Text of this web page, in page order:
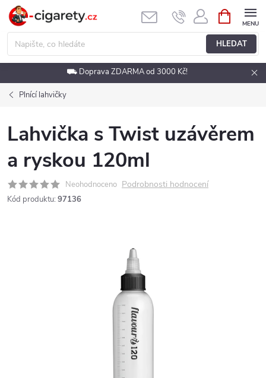
Přejít
obsah
HLEDAT
NÁKUPNÍ
KOŠÍK
⛟ Doprava ZDARMA od 3000 Kč!
Plnící lahvičky
Lahvička s Twist uzávěrem
a ryskou 120ml
Neohodnoceno Podrobnosti hodnocení
Kód produktu: 97136